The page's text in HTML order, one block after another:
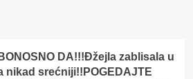
DA!!!Đžejla zablisala u
nikad srećniji!!POGEDAJTE